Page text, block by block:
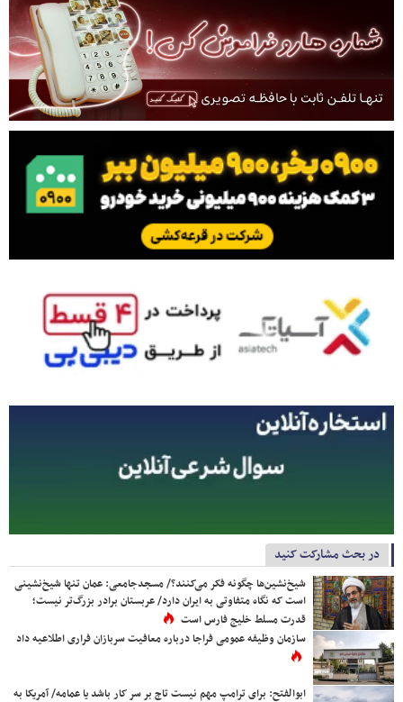
در بحث مشارکت کنید
شیخ‌نشین‌ها چگونه فکر می‌کنند؟/ مسجدجامعی: عمان تنها شیخ‌نشینی
است که نگاه متفاوتی به ایران دارد/ عربستان برادر بزرگ‌تر نیست؛
قدرت مسلط خلیج فارس است
سازمان وظیفه عمومی فراجا درباره معافیت سربازان فراری اطلاعیه داد
ابوالفتح: برای ترامپ مهم نیست تاج بر سر کار باشد یا عمامه/ آمریکا به